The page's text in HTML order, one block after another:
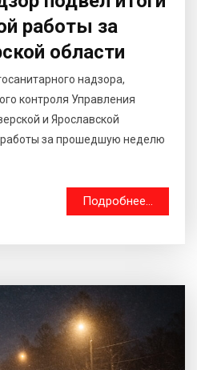
работы за
области
надзора,
контроля Управления
и Ярославской
работы за прошедшую неделю
Подробнее...